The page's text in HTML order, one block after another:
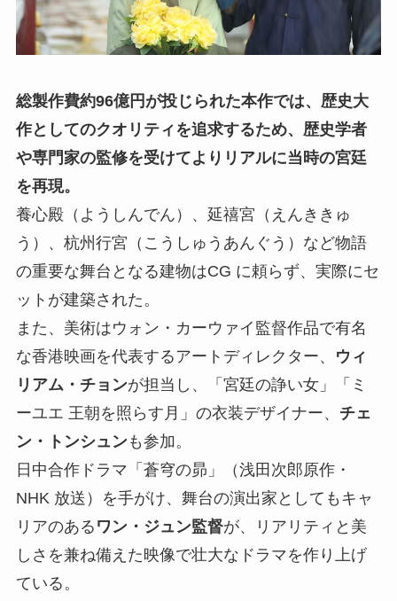
総製作費約96億円が投じられた本作では、歴史大
作としてのクオリティを追求するため、歴史学者
や専門家の監修を受けてよりリアルに当時の宮廷
を再現。
養心殿（ようしんでん）、延禧宮（えんききゅ
う）、杭州行宮（こうしゅうあんぐう）など物語
の重要な舞台となる建物はCG に頼らず、実際にセ
ットが建築された。
また、美術はウォン・カーウァイ監督作品で有名
な香港映画を代表するアートディレクター、
ウィ
リアム・チョンが担当し、「宮廷の諍い女」「ミ
ーユエ 王朝を照らす月」の衣装デザイナー、 チェ
ン・トンシュンも参加。
日中合作ドラマ「蒼穹の昴」（浅田次郎原作・
NHK 放送）を手がけ、舞台の演出家としてもキャ
リアのある ワン・ジュン監督が、リアリティと美
しさを兼ね備えた映像で壮大なドラマを作り上げ
ている。